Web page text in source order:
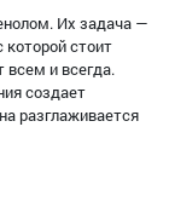
Их задача —
которой стоит
всем и всегда.
создает
разглаживается